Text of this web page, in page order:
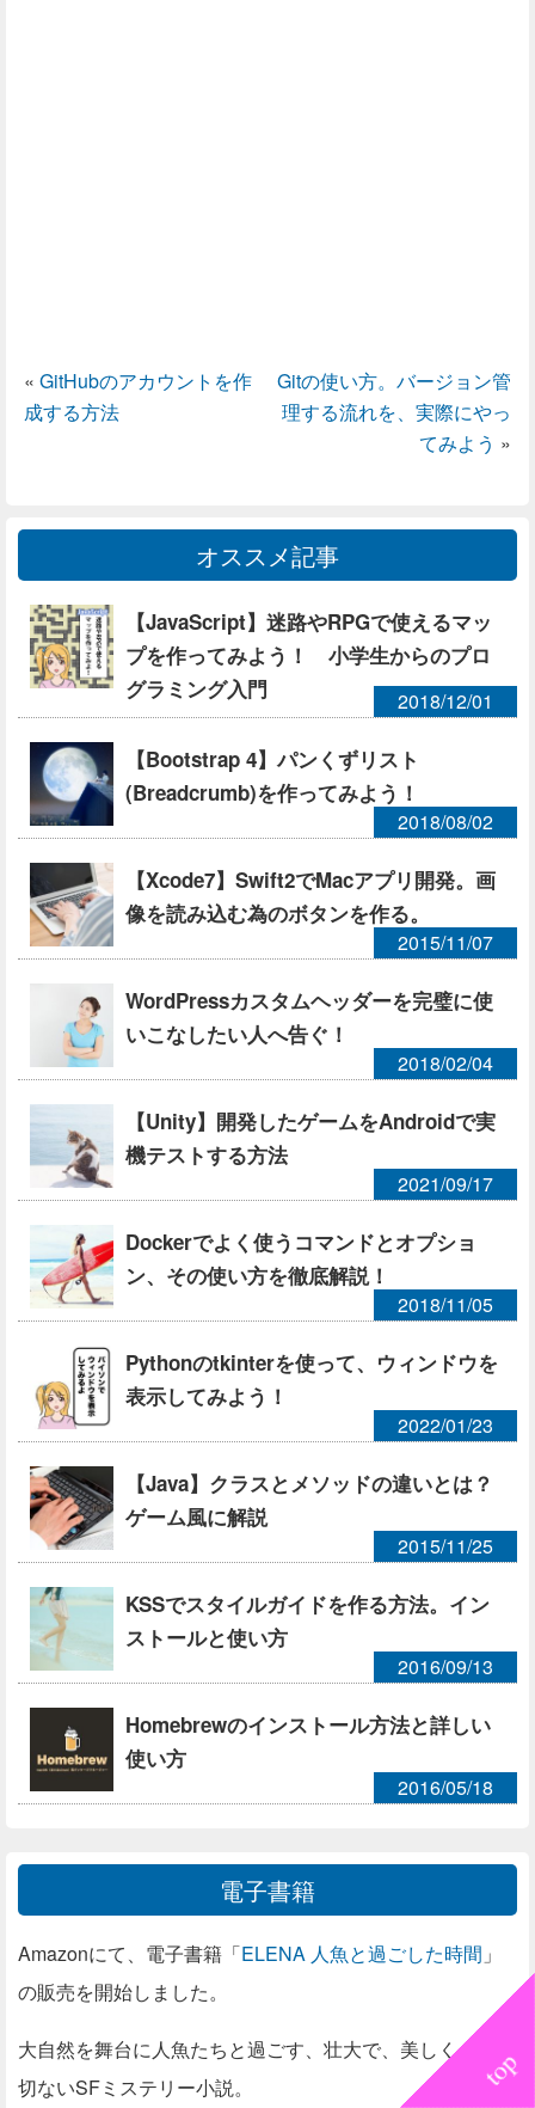
« GitHubのアカウントを作
成する方法
Gitの使い方。バージョン管
理する流れを、実際にやっ
てみよう »
オススメ記事
【JavaScript】迷路やRPGで使えるマッ
プを作ってみよう！ 小学生からのプロ
グラミング入門
2018/12/01
【Bootstrap 4】パンくずリスト
(Breadcrumb)を作ってみよう！
2018/08/02
【Xcode7】Swift2でMacアプリ開発。画
像を読み込む為のボタンを作る。
2015/11/07
WordPressカスタムヘッダーを完璧に使
いこなしたい人へ告ぐ！
2018/02/04
【Unity】開発したゲームをAndroidで実
機テストする方法
2021/09/17
Dockerでよく使うコマンドとオプショ
ン、その使い方を徹底解説！
2018/11/05
Pythonのtkinterを使って、ウィンドウを
表示してみよう！
2022/01/23
【Java】クラスとメソッドの違いとは？
ゲーム風に解説
2015/11/25
KSSでスタイルガイドを作る方法。イン
ストールと使い方
2016/09/13
Homebrewのインストール方法と詳しい
使い方
2016/05/18
電子書籍
Amazonにて、電子書籍「ELENA 人魚と過ごした時間 」
の販売を開始しました。
大自然を舞台に人魚たちと過ごす、壮大で、美しく、少し
切ないSFミステリー小説。